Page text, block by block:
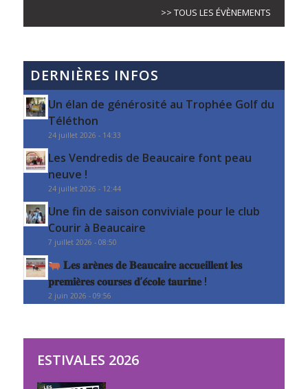
>> TOUS LES ÉVÈNEMENTS
DERNIÈRES INFOS
Un élan de générosité au Trophée Golf du
Téléthon
24 juillet 2026 - 14:33
Les Vendredis de Beaucaire font peau
neuve !
24 juillet 2026 - 12:44
Une fin de saison conviviale pour le club
Courir à Beaucaire
7 juillet 2026 - 08:50
𝐋𝐞𝐬 𝐚𝐫𝐞̀𝐧𝐞𝐬 𝐝𝐞 𝐁𝐞𝐚𝐮𝐜𝐚𝐢𝐫𝐞 𝐚𝐜𝐜𝐮𝐞𝐢𝐥𝐥𝐞𝐧𝐭 𝐥𝐞𝐬
𝐩𝐫𝐞𝐦𝐢𝐞̀𝐫𝐞𝐬 𝐜𝐨𝐮𝐫𝐬𝐞𝐬 𝐝’𝐞́𝐜𝐨𝐥𝐞 𝐭𝐚𝐮𝐫𝐢𝐧𝐞 !
2 juin 2026 - 09:56
ESTIVALES 2026